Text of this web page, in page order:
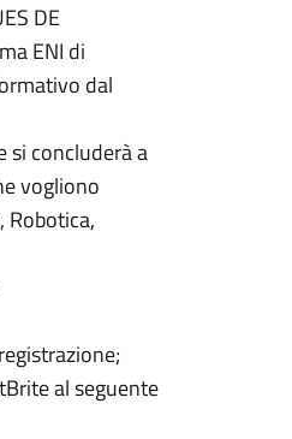
DE
ENI di
dal
si concluderà a
vogliono
Robotica,
al seguente